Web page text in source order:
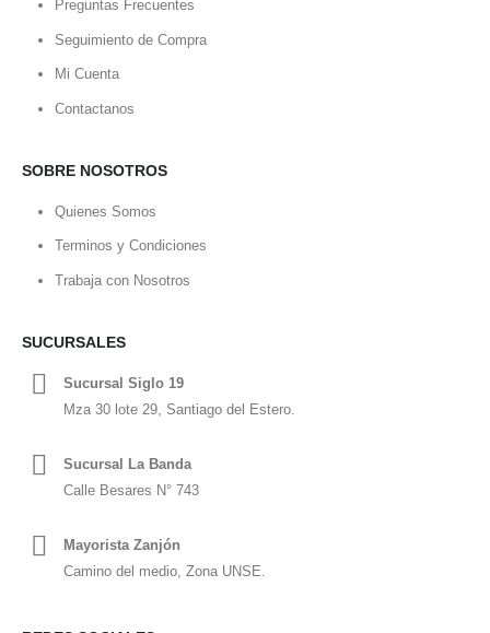
Preguntas Frecuentes
Seguimiento de Compra
Mi Cuenta
Contactanos
SOBRE NOSOTROS
Quienes Somos
Terminos y Condiciones
Trabaja con Nosotros
SUCURSALES
Sucursal Siglo 19
Mza 30 lote 29, Santiago del Estero.
Sucursal La Banda
Calle Besares N° 743
Mayorista Zanjón
Camino del medio, Zona UNSE.